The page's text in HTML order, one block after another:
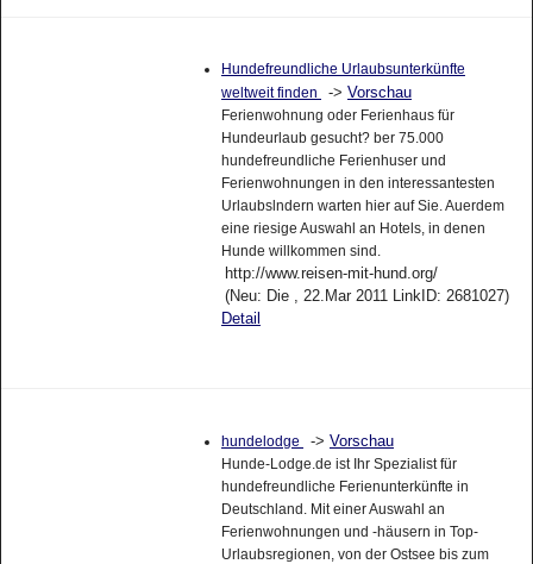
Hundefreundliche Urlaubsunterkünfte
weltweit finden
-> Vorschau
Ferienwohnung oder Ferienhaus für
Hundeurlaub gesucht? ber 75.000
hundefreundliche Ferienhuser und
Ferienwohnungen in den interessantesten
Urlaubslndern warten hier auf Sie. Auerdem
eine riesige Auswahl an Hotels, in denen
Hunde willkommen sind.
http://www.reisen-mit-hund.org/
(Neu: Die , 22.Mar 2011 LinkID: 2681027)
Detail
hundelodge -> Vorschau
Hunde-Lodge.de ist Ihr Spezialist für
hundefreundliche Ferienunterkünfte in
Deutschland. Mit einer Auswahl an
Ferienwohnungen und -häusern in Top-
Urlaubsregionen, von der Ostsee bis zum